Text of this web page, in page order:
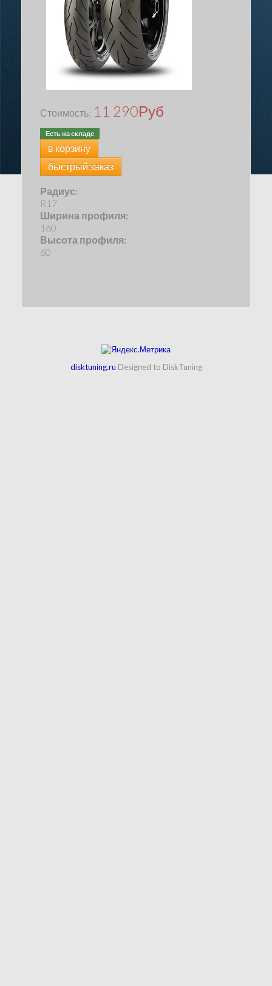
Стоимость: 11 290Руб
Есть на складе
в корзину
быстрый заказ
Радиус:
R17
Ширина профиля:
160
Высота профиля:
60
disktuning.ru Designed to DiskTuning